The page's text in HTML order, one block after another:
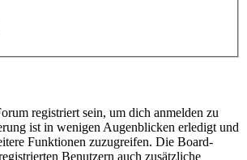
registriert sein, um dich anmelden zu
ist in wenigen Augenblicken erledigt und
Funktionen zuzugreifen. Die Board-
Benutzern auch zusätzliche